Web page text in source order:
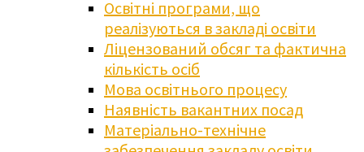
Освітні програми, що
реалізуються в закладі освіти
Ліцензований обсяг та фактична
кількість осіб
Мова освітнього процесу
Наявність вакантних посад
Матеріально-технічне